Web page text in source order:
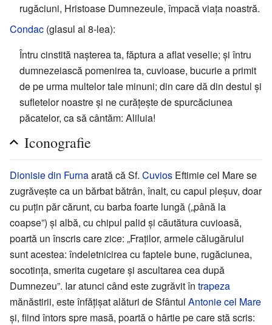
rugăciuni, Hristoase Dumnezeule, împacă viața noastră.
Condac (glasul al 8-lea):
Întru cinstită nașterea ta, făptura a aflat veselie; și întru
dumnezeiască pomenirea ta, cuvioase, bucurie a primit
de pe urma multelor tale minuni; din care dă din destul și
sufletelor noastre și ne curățește de spurcăciunea
păcatelor, ca să cântăm: Aliluia!
Iconografie
Dionisie din Furnaarată că Sf. Cuvios Eftimie cel Mare se
zugrăvește ca un bărbat bătrân, înalt, cu capul pleșuv, doar
cu puțin păr cărunt, cu barba foarte lungă („până la
coapse”) și albă, cu chipul palid și căutătura cuvioasă,
poartă un înscris care zice: „Fraților, armele călugărului
sunt acestea: îndeletnicirea cu faptele bune, rugăciunea,
socotința, smerita cugetare și ascultarea cea după
Dumnezeu”. Iar atunci când este zugrăvit în trapeza
mănăstirii, este înfățișat alături de Sfântul Antonie cel Mare
și, fiind întors spre masă, poartă o hârtie pe care stă scris: